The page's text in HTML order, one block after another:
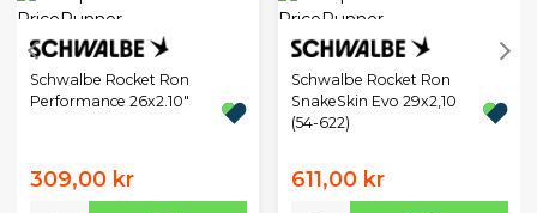
Schwalbe Rocket Ron
Performance 26x2.10"
309,00 kr
Schwalbe Rocket Ron
SnakeSkin Evo 29x2,10
(54-622)
611,00 kr